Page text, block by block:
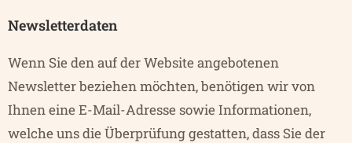
Newsletterdaten
Wenn Sie den auf der Website angebotenen
Newsletter beziehen möchten, benötigen wir von
Ihnen eine E-Mail-Adresse sowie Informationen,
welche uns die Überprüfung gestatten, dass Sie der